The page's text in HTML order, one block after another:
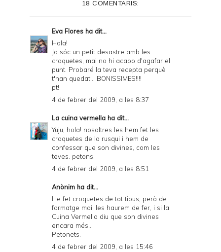
i
e
d
y
a
n
d
P
D
F
18 COMENTARIS:
Eva Flores ha dit...
Hola!
Jo sóc un petit desastre amb les
croquetes, mai no hi acabo d'agafar el
punt. Probaré la teva recepta perquè
t'han quedat... BONISSIMES!!!!
pt!
4 de febrer del 2009, a les 8:37
La cuina vermella ha dit...
Yuju, hola! nosaltres les hem fet les
croquetes de la rusqui i hem de
confessar que son divines, com les
teves. petons.
4 de febrer del 2009, a les 8:51
Anònim ha dit...
He fet croquetes de tot tipus, però de
formatge mai, les haurem de fer, i si la
Cuina Vermella diu que son divines
encara més...
Petonets.
4 de febrer del 2009, a les 15:46